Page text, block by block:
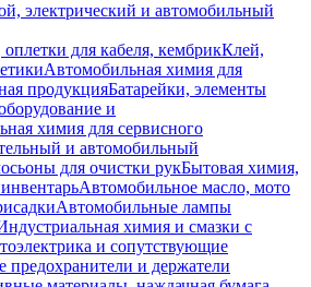
электрический и автомобильный
для кабеля, кембрикКлей,
Автомобильная химия для
продукцияБатарейки, элементы
и
химия для сервисного
и автомобильный
для очистки рукБытовая химия,
Автомобильное масло, мото
Автомобильные лампы
химия и смазки с
и сопутствующие
предохранители и держатели